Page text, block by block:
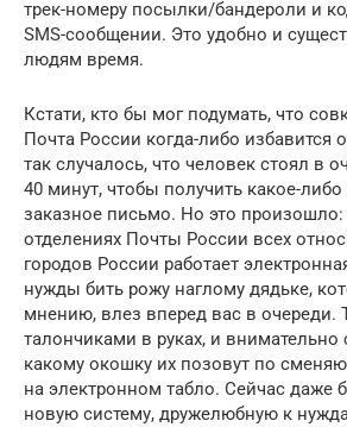
трек-номеру посылки/бандероли и
SMS-сообщении. Это удобно и
людям время.
Кстати, кто бы мог подумать, что
Почта России когда-либо избавится
так случалось, что человек стоял в
40 минут, чтобы получить какое-
заказное письмо. Но это произошло:
отделениях Почты России всех
городов России работает
нужды бить рожу наглому дядьке,
мнению, влез вперед вас в очереди.
талончиками в руках, и внимательно
какому окошку их позовут по
на электронном табло. Сейчас даже
новую систему, дружелюбную к